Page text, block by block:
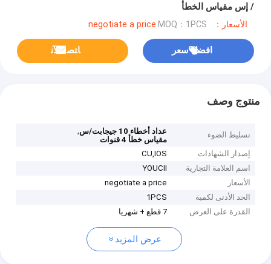
/ إس مقياس الخطأ
الأسعار：negotiate a price MOQ：1PCS
افضل سعر ﺎﺘﺼﻟ ﺍﻶﻧ
منتوج وصف
تسليط الضوء عداد أخطاء 10 جيجابت/س
,
مقياس خطأ 4 قنوات
إصدار الشهادات
CU,IOS
اسم العلامة التجارية
YOUCII
الأسعار
negotiate a price
الحد الأدنى لكمية
1PCS
القدرة على العرض
7 قطع + شهريا
عرض المزيد